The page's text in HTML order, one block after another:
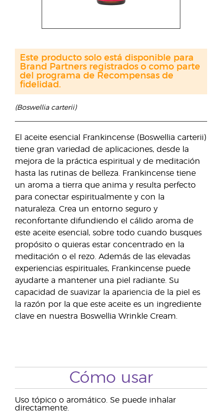
(Boswellia carterii)
El aceite esencial Frankincense (Boswellia carterii)
tiene gran variedad de aplicaciones, desde la
mejora de la práctica espiritual y de meditación
hasta las rutinas de belleza. Frankincense tiene
un aroma a tierra que anima y resulta perfecto
para conectar espiritualmente y con la
naturaleza. Crea un entorno seguro y
reconfortante difundiendo el cálido aroma de
este aceite esencial, sobre todo cuando busques
propósito o quieras estar concentrado en la
meditación o el rezo. Además de las elevadas
experiencias espirituales, Frankincense puede
ayudarte a mantener una piel radiante. Su
capacidad de suavizar la apariencia de la piel es
la razón por la que este aceite es un ingrediente
clave en nuestra Boswellia Wrinkle Cream.
Este producto solo está disponible para
Brand Partners registrados o como parte
del programa de Recompensas de
fidelidad.
Cómo usar
Uso tópico o aromático. Se puede inhalar
directamente.